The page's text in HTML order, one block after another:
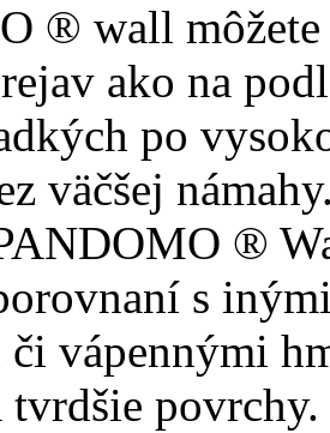
® wall môžete
ako na
po
väčšej
®
s
či vápennými
povrchy.